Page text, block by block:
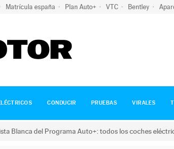
Matrícula españa Plan Auto+ VTC Bentley
CONDUCIR PRUEBAS VIRALES
Blanca del Programa Auto+: todos los coches